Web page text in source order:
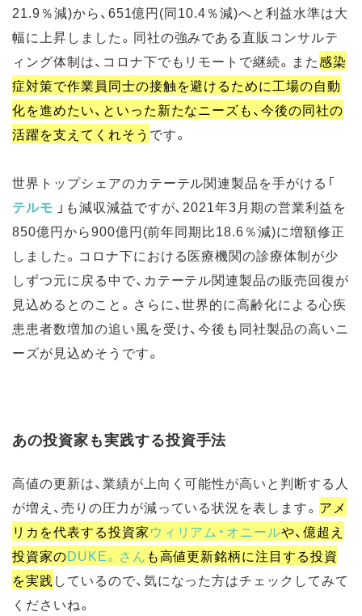
21.9％減)から、651億円(同10.4％減)へと利益水準は大
幅に上昇しました。同社の強みである直販コンサルテ
ィング体制は、コロナ下でもリモートで継続。また感染
症対策で作業員同士の接触を避けるために工場の自動
化を進めたい、といった新たなニーズも、今後の同社の
活躍を支えてくれそう です。
世界トップシェアのカテーテル関連製品を手がける「
テルモ 」も減収減益ですが、2021年3月期の営業利益を
850億円から900億円(前年同期比18.6％減)に増額修正
しました。コロナ下における医療機関の診療体制が少
しずつ元に戻る中で、カテーテル関連製品の販売回復が
見込めるとのこと。さらに、世界的に高齢化による心疾
患患者数増加の追い風を受け、今後も同社製品の高いニ
ーズが見込めそうです。
あの投資家も実践する投資手法
高値の更新は、業績が上向く可能性が高いと判断する人
が増え、売りの圧力が減っている状況を表します。 アメ
リカを代表する投資家ウィリアム・オニールや、億超え
投資家のDUKE。さん も高値更新銘柄に注目する投資
を実践しているので、気になった方はチェックしてみて
くださいね。